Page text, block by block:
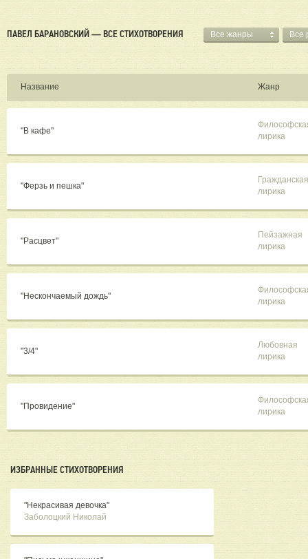
ПАВЕЛ БАРАНОВСКИЙ — ВСЕ СТИХОТВОРЕНИЯ Все жанры Все
Название Жанр
"В кафе"
лирика
"Ферзь и пешка"
Гражданская
лирика
"Расцвет"
Пейзажная
лирика
"Нескончаемый дождь"
лирика
"3/4"
Любовная
лирика
"Провидение"
лирика
ИЗБРАННЫЕ СТИХОТВОРЕНИЯ
"Некрасивая девочка"
Заболоцкий Николай